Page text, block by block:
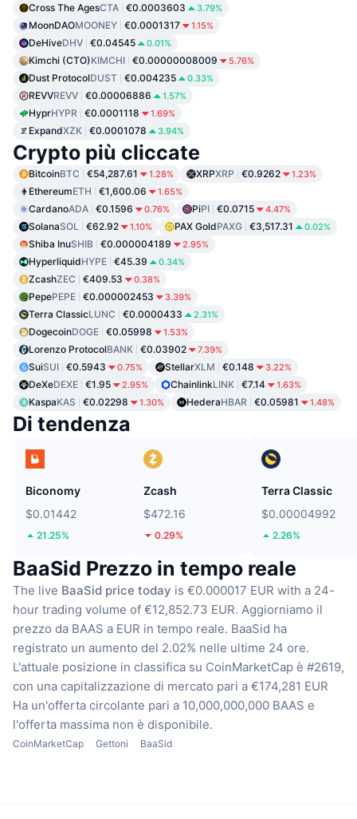
Cross The AgesCTA €0.0003603 3.79%
MoonDAOMOONEY €0.0001317 1.15%
DeHiveDHV €0.04545 0.01%
Kimchi (CTO)KIMCHI €0.00000008009 5.76%
Dust ProtocolDUST €0.004235 0.33%
REVVREVV €0.00006886 1.57%
HyprHYPR €0.0001118 1.69%
ExpandXZK €0.0001078 3.94%
Crypto più cliccate
BitcoinBTC €54,287.61 1.28% XRPXRP €0.9262 1.23%
EthereumETH €1,600.06 1.65%
CardanoADA €0.1596 0.76% PiPI €0.0715 4.47%
SolanaSOL €62.92 1.10% PAX GoldPAXG €3,517.31 0.02%
Shiba InuSHIB €0.000004189 2.95%
HyperliquidHYPE €45.39 0.34%
ZcashZEC €409.53 0.38%
PepePEPE €0.000002453 3.39%
Terra ClassicLUNC €0.0000433 2.31%
DogecoinDOGE €0.05998 1.53%
Lorenzo ProtocolBANK €0.03902 7.39%
SuiSUI €0.5943 0.75% StellarXLM €0.148 3.22%
DeXeDEXE €1.95 2.95% ChainlinkLINK €7.14 1.63%
KaspaKAS €0.02298 1.30% HederaHBAR €0.05981 1.48%
Di tendenza
Biconomy
$0.01442
21.25%
Zcash
$472.16
0.29%
Terra Classic
$0.00004992
2.26%
BaaSid Prezzo in tempo reale
The live BaaSid price today is €0.000017 EUR with a 24-
hour trading volume of €12,852.73 EUR. Aggiorniamo il
prezzo da BAAS a EUR in tempo reale. BaaSid ha
registrato un aumento del 2.02% nelle ultime 24 ore.
L'attuale posizione in classifica su CoinMarketCap è #2619,
con una capitalizzazione di mercato pari a €174,281 EUR
Ha un'offerta circolante pari a 10,000,000,000 BAAS e
l'offerta massima non è disponibile.
CoinMarketCap Gettoni BaaSid